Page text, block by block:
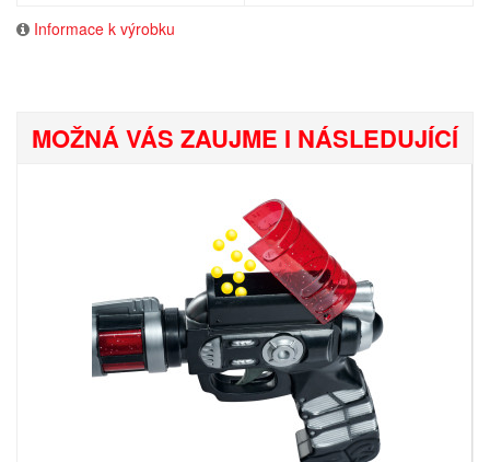
Informace k výrobku
MOŽNÁ VÁS ZAUJME I NÁSLEDUJÍCÍ